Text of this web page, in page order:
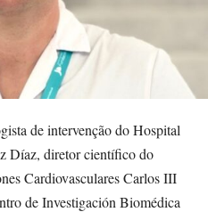
de intervenção do Hospital
Díaz, diretor científico do
Cardiovasculares Carlos III
de Investigación Biomédica